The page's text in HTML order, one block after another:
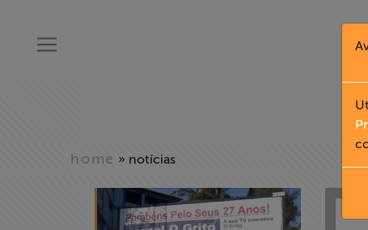
home » notícias